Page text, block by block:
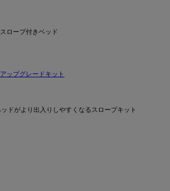
ロープ付きベッド
ップグレードキット
ドがより出入りしやすくなるスロープキット